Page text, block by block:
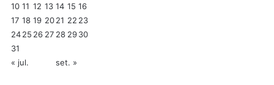
10 11 12 13 14 15 16
17 18 19 2021 22 23
2425 26 27 28 2930
31
« jul.
set. »